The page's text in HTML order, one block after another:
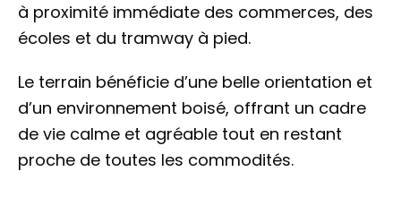
à proximité immédiate des commerces, des
écoles et du tramway à pied.
Le terrain bénéficie d’une belle orientation et
d’un environnement boisé, offrant un cadre
de vie calme et agréable tout en restant
proche de toutes les commodités.